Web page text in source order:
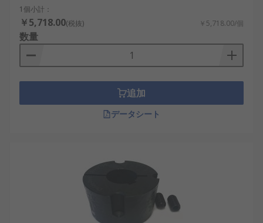
ワーを効果的に伝達します。
テーパーロックブッシュには、異なるシャフト径や
部品サイズに対応するようにさまざまなサイズが用
意されています。コンベアシステム、産業機械、自
な産業用途で広く使用されています。テーパーロッ
クブッシュの主な利点は、取り付けが簡単、正確な
アライメント、高トルク負荷に対応する機能がある
1個小計：
￥5,718.00(税抜) ￥5,718.00/個
数量
追加
データシート